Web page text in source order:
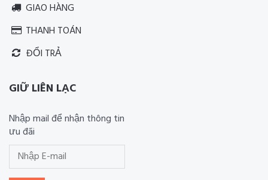
GIAO HÀNG
THANH TOÁN
ĐỔI TRẢ
GIỮ LIÊN LẠC
Nhập mail để nhận thông tin
ưu đãi